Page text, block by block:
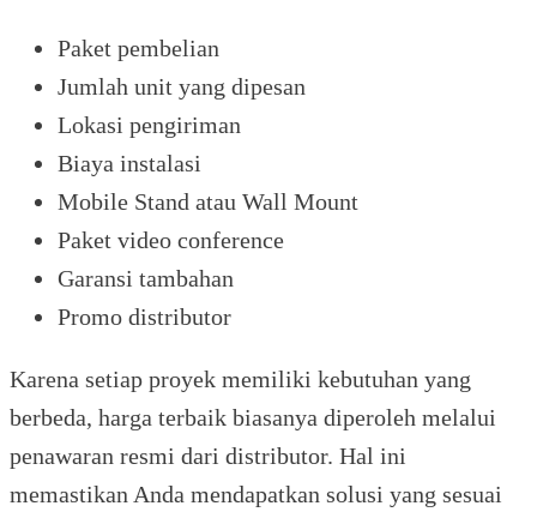
Paket pembelian
Jumlah unit yang dipesan
Lokasi pengiriman
Biaya instalasi
Mobile Stand atau Wall Mount
Paket video conference
Garansi tambahan
Promo distributor
Karena setiap proyek memiliki kebutuhan yang
berbeda, harga terbaik biasanya diperoleh melalui
penawaran resmi dari distributor. Hal ini
memastikan Anda mendapatkan solusi yang sesuai